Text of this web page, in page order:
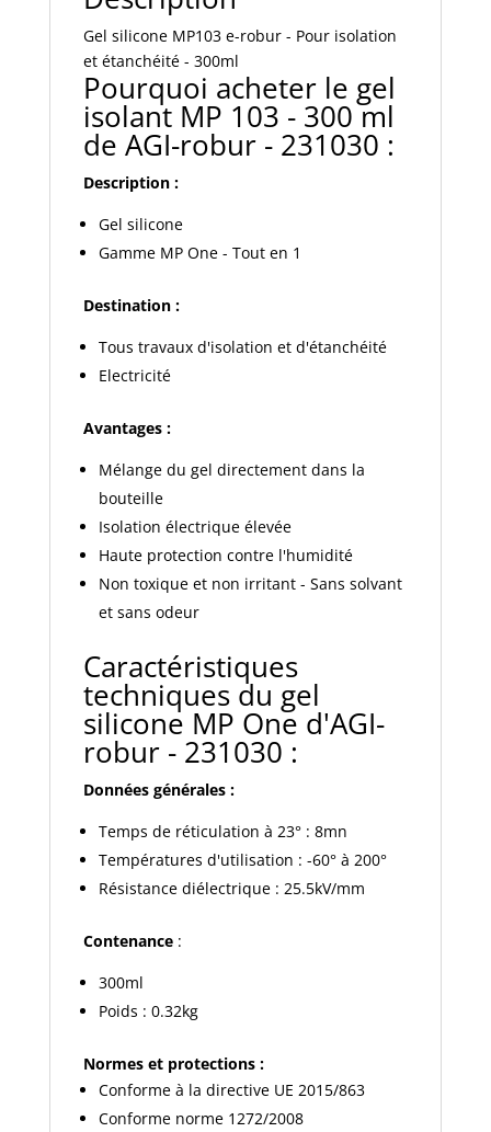
Gel silicone MP103 e-robur - Pour isolation
et étanchéité - 300ml
Pourquoi acheter le gel
isolant MP 103 - 300 ml
de AGI-robur - 231030 :
Description :
Gel silicone
Gamme MP One - Tout en 1
Destination :
Tous travaux d'isolation et d'étanchéité
Electricité
Avantages :
Mélange du gel directement dans la
bouteille
Isolation électrique élevée
Haute protection contre l'humidité
Non toxique et non irritant - Sans solvant
et sans odeur
Caractéristiques
techniques du gel
silicone MP One d'AGI-
robur - 231030 :
Données générales :
Temps de réticulation à 23° : 8mn
Températures d'utilisation : -60° à 200°
Résistance diélectrique : 25.5kV/mm
Contenance:
300ml
Poids : 0.32kg
Normes et protections :
Conforme à la directive UE 2015/863
Conforme norme 1272/2008